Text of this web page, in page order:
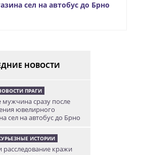
сел на автобус до Брно
НОВОСТИ
ПРАГИ
мужчина сразу после
ювелирного
сел на автобус до Брно
ИСТОРИИ
расследование кражи